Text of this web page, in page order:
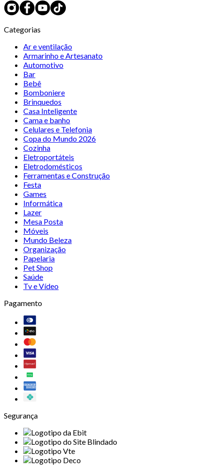
Categorias
Ar e ventilação
Armarinho e Artesanato
Automotivo
Bar
Bebê
Bomboniere
Brinquedos
Casa Inteligente
Cama e banho
Celulares e Telefonia
Copa do Mundo 2026
Cozinha
Eletroportáteis
Eletrodomésticos
Ferramentas e Construção
Festa
Games
Informática
Lazer
Mesa Posta
Móveis
Mundo Beleza
Organização
Papelaria
Pet Shop
Saúde
Tv e Vídeo
Pagamento
Segurança